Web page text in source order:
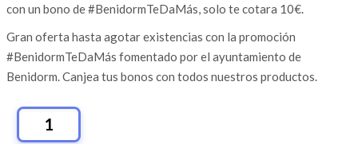
con un bono de #BenidormTeDaMás, solo te cotara 10€.
Gran oferta hasta agotar existencias con la promoción
#BenidormTeDaMás fomentado por el ayuntamiento de
Benidorm. Canjea tus bonos con todos nuestros productos.
POLLO